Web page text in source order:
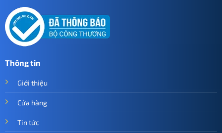
Thông tin
Giới thiệu
Cửa hàng
Tin tức